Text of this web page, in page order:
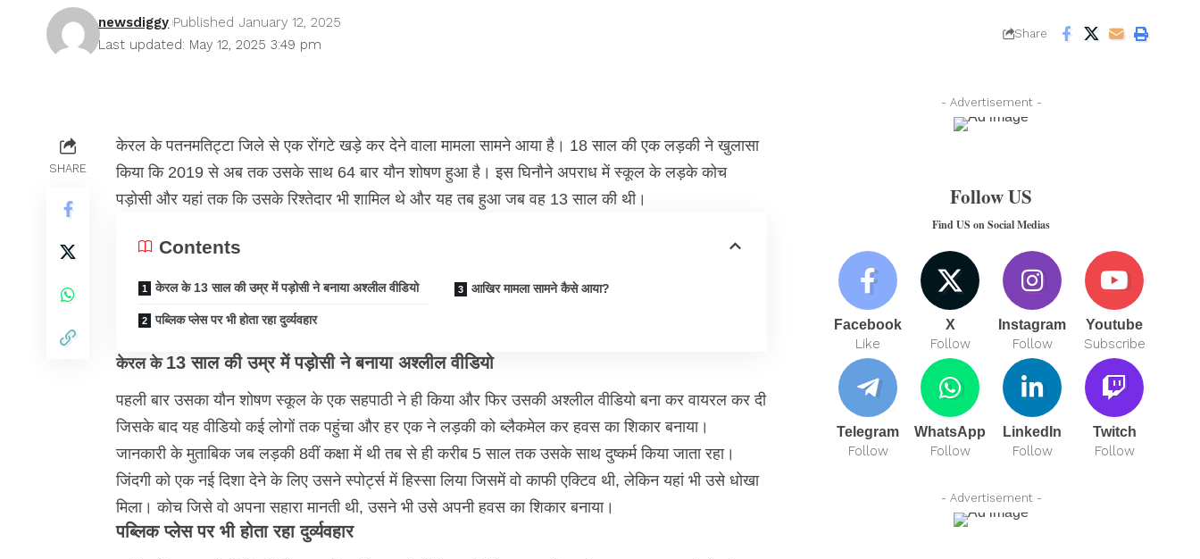
Last updated: May 12, 2025 3:49 pm
newsdiggy Published January 12, 2025
Share
SHARE
केरल के पतनमतिट्टा जिले से एक रोंगटे खड़े कर देने वाला मामला सामने आया है। 18 साल की एक लड़की ने खुलासा
किया कि 2019 से अब तक उसके साथ 64 बार यौन शोषण हुआ है। इस घिनौने अपराध में स्कूल के लड़के कोच
पड़ोसी और यहां तक कि उसके रिश्तेदार भी शामिल थे और यह तब हुआ जब वह 13 साल की थी।
Contents
केरल के 13 साल की उम्र में पड़ोसी ने बनाया अश्लील वीडियो
पब्लिक प्लेस पर भी होता रहा दुर्व्यवहार
आखिर मामला सामने कैसे आया?
केरल के 13 साल की उम्र में पड़ोसी ने बनाया अश्लील वीडियो
पहली बार उसकायौन शोषणस्कूल के एक सहपाठी ने ही किया और फिर उसकी अश्लील वीडियो बना कर वायरल कर दी
जिसके बाद यह वीडियो कई लोगों तक पहुंचा और हर एक ने लड़की को ब्लैकमेल कर हवस का शिकार बनाया।
जानकारी के मुताबिक जब लड़की 8वीं कक्षा में थी तब से ही करीब 5 साल तक उसके साथ दुष्कर्म किया जाता रहा।
जिंदगी को एक नई दिशा देने के लिए उसने स्पोर्ट्स में हिस्सा लिया जिसमें वो काफी एक्टिव थी, लेकिन यहां भी उसे धोखा
मिला। कोच जिसे वो अपना सहारा मानती थी, उसने भी उसे अपनी हवस का शिकार बनाया।
पब्लिक प्लेस पर भी होता रहा दुर्व्यवहार
- Advertisement -
Follow US
Find US on Social Medias
Facebook
Like
X
Follow
Instagram
Follow
Youtube
Subscribe
Telegram
Follow
WhatsApp
Follow
LinkedIn
Follow
Twitch
Follow
- Advertisement -